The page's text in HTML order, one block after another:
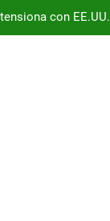
con EE.UU.
con EE.UU.
principal mercado